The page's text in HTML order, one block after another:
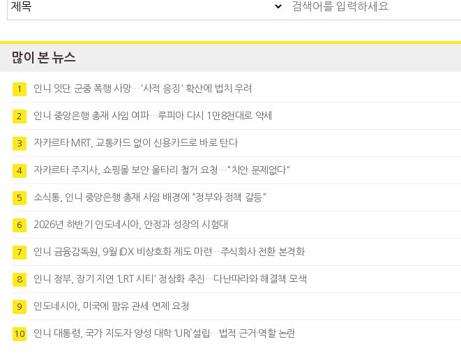
많이 본 뉴스
1 인니 잇단 군중 폭행 사망…'사적 응징' 확산에 법치 우려
2 인니 중앙은행 총재 사임 여파…루피아 다시 1만8천대로 약세
3 자카르타 MRT, 교통카드 없이 신용카드로 바로 탄다
4 자카르타 주지사, 쇼핑몰 보안 울타리 철거 요청…"치안 문제없다"
5 소식통, 인니 중앙은행 총재 사임 배경에 “정부와 정책 갈등"
6 2026년 하반기 인도네시아, 안정과 성장의 시험대
7 인니 금융감독원, 9월 IDX 비상호화 제도 마련…주식회사 전환 본격화
8 인니 정부, 장기 지연 'LRT 시티' 정상화 추진…다난따라와 해결책 모색
9 인도네시아, 미국에 팜유 관세 면제 요청
10 인니 대통령, 국가 지도자 양성 대학 ‘URI’설립…법적 근거·역할 논란